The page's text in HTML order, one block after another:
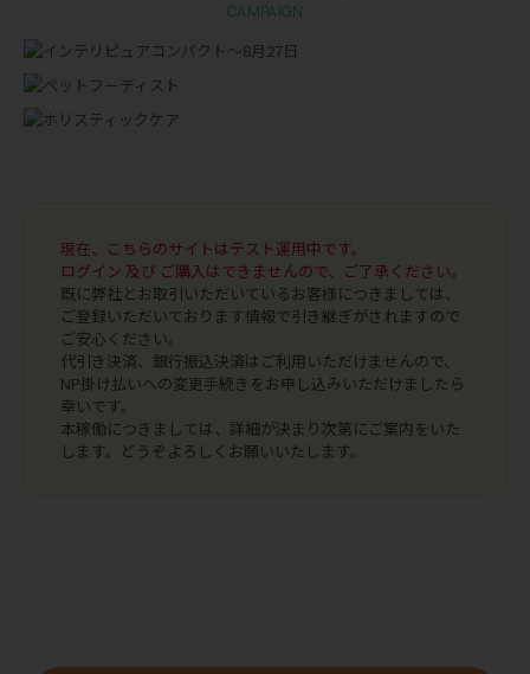
CAMPAIGN
現在、こちらのサイトはテスト運用中です。
ログイン 及び ご購入はできませんので、ご了承ください。
既に弊社とお取引いただいているお客様につきましては、
ご登録いただいております情報で引き継ぎがされますので
ご安心ください。
代引き決済、銀行振込決済はご利用いただけませんので、
NP掛け払いへの変更手続きをお申し込みいただけましたら
幸いです。
本稼働につきましては、詳細が決まり次第にご案内をいた
します。どうぞよろしくお願いいたします。